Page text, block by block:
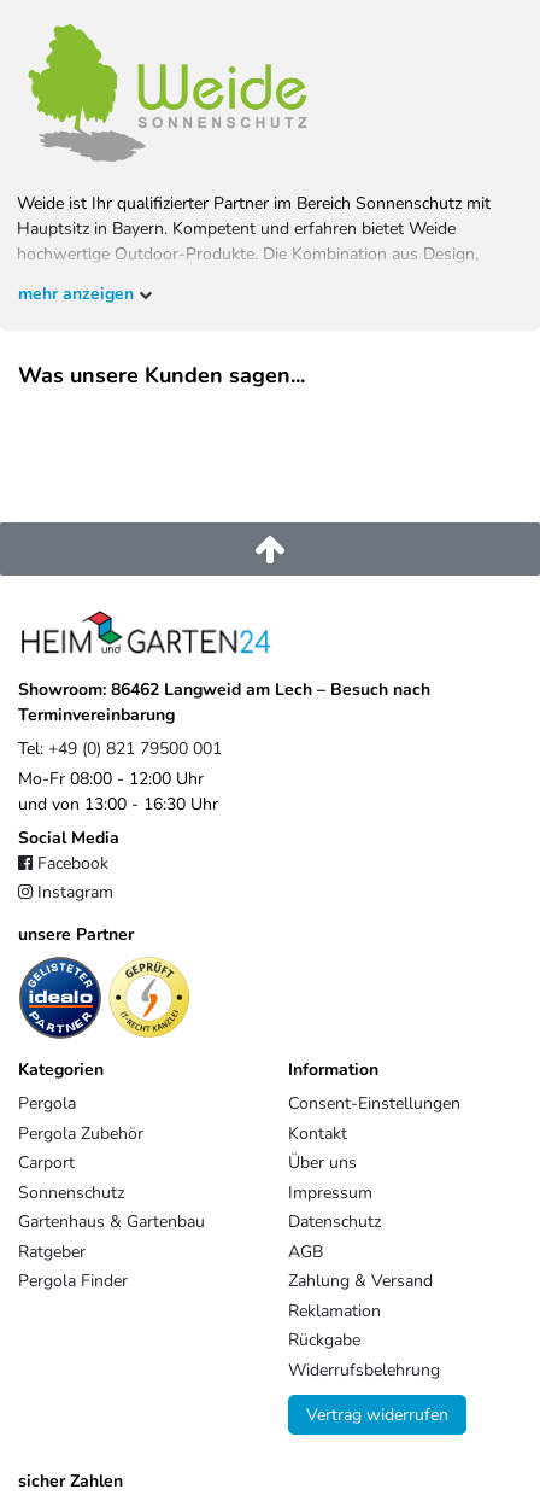
Weide ist Ihr qualifizierter Partner im Bereich Sonnenschutz mit
Hauptsitz in Bayern. Kompetent und erfahren bietet Weide
hochwertige Outdoor-Produkte. Die Kombination aus Design,
Wohlfühlambiente bei bestem Schutz. Gestalten Sie Ihren Garten
EU-Verantwortlicher
+49 821 79500 001
mehr anzeigen
Was unsere Kunden sagen...
Showroom: 86462 Langweid am Lech – Besuch nach
Terminvereinbarung
Tel: +49 (0) 821 79500 001
Mo-Fr 08:00 - 12:00 Uhr
und von 13:00 - 16:30 Uhr
Social Media
Facebook
Instagram
unsere Partner
Kategorien
Pergola
Pergola Zubehör
Carport
Sonnenschutz
Gartenhaus & Gartenbau
Ratgeber
Pergola Finder
Information
Consent-Einstellungen
Kontakt
Über uns
Impressum
Datenschutz
AGB
Zahlung & Versand
Reklamation
Rückgabe
Widerrufsbelehrung
Vertrag widerrufen
sicher Zahlen